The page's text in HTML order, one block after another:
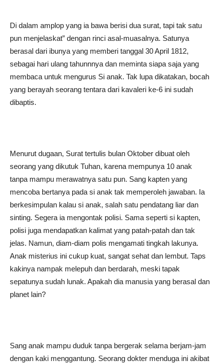
Di dalam amplop yang ia bawa berisi dua surat, tapi tak satu
pun menjelaskat” dengan rinci asal-muasalnya. Satunya
berasal dari ibunya yang memberi tanggal 30 April 1812,
sebagai hari ulang tahunnnya dan meminta siapa saja yang
membaca untuk mengurus Si anak. Tak lupa dikatakan, bocah
yang berayah seorang tentara dari kavaleri ke-6 ini sudah
dibaptis.
Menurut dugaan, Surat tertulis bulan Oktober dibuat oleh
seorang yang dikutuk Tuhan, karena mempunya 10 anak
tanpa mampu merawatnya satu pun. Sang kapten yang
mencoba bertanya pada si anak tak memperoleh jawaban. Ia
berkesimpulan kalau si anak, salah satu pendatang liar dan
sinting. Segera ia mengontak polisi. Sama seperti si kapten,
polisi juga mendapatkan kalimat yang patah-patah dan tak
jelas. Namun, diam-diam polis mengamati tingkah lakunya.
Anak misterius ini cukup kuat, sangat sehat dan lembut. Taps
kakinya nampak melepuh dan berdarah, meski tapak
sepatunya sudah lunak. Apakah dia manusia yang berasal dan
planet lain?
Sang anak mampu duduk tanpa bergerak selama berjam-jam
dengan kaki menggantung. Seorang dokter menduga ini akibat